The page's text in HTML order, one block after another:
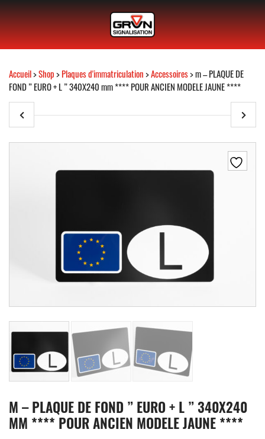
Accueil>Shop>Plaques d'immatriculation>Accessoires> m – PLAQUE DE
FOND ” EURO + L ” 340X240 mm **** POUR ANCIEN MODELE JAUNE ****
M – PLAQUE DE FOND ” EURO + L ” 340X240
MM **** POUR ANCIEN MODELE JAUNE ****